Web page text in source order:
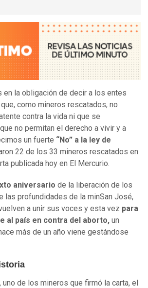
en la obligación de decir a los entes
como mineros rescatados, no
contra la vida ni que se
no permitan el derecho a vivir y a
un fuerte “No” a la ley de
22 de los 33 mineros rescatados en
publicada hoy en El Mercurio.
aniversario de la liberación de los
las profundidades de la minSan José,
a unir sus voces y esta vez para
al país en contra del aborto, un
más de un año viene gestándose
, uno de los mineros que firmó la carta, el